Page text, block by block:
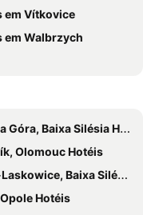
em Vítkovice
em Walbrzych
Baixa Silésia Hotéis
Olomouc Hotéis
Baixa Silésia Hotéis
Hotéis